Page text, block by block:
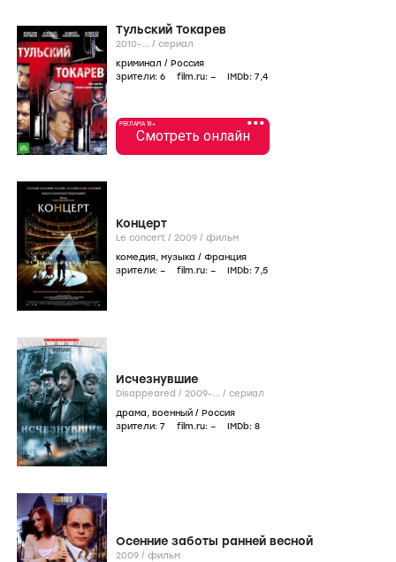
Тульский Токарев
2010-... / сериал
криминал / Россия
зрители: 6 film.ru: – IMDb: 7,4
•••
РЕКЛАМА 18+
Смотреть онлайн
Концерт
Le concert / 2009 / фильм
комедия, музыка / Франция
зрители: – film.ru: – IMDb: 7,5
Исчезнувшие
Disappeared / 2009-... / сериал
драма, военный / Россия
зрители: 7 film.ru: – IMDb: 8
Осенние заботы ранней весной
2009 / фильм